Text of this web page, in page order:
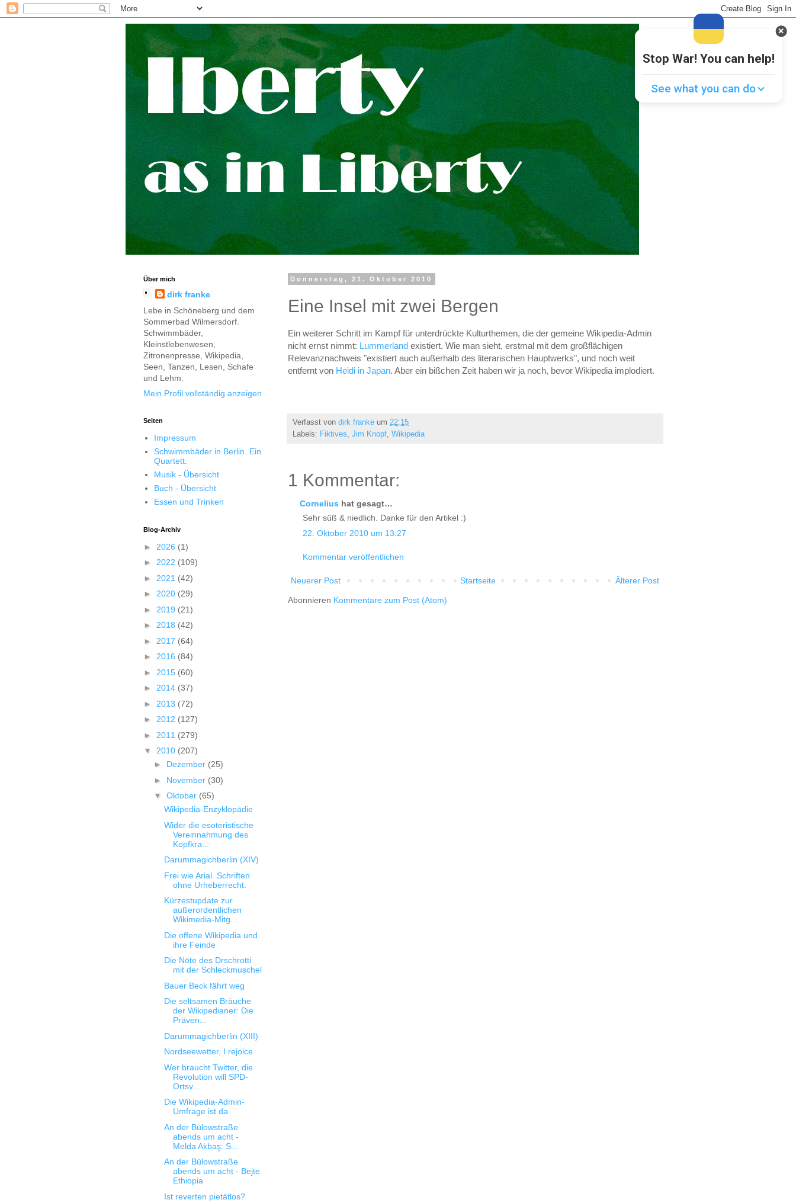
Donnerstag, 21. Oktober 2010
Eine Insel mit zwei Bergen
Ein weiterer Schritt im Kampf für unterdrückte Kulturthemen, die der gemeine Wikipedia-Admin
nicht ernst nimmt: Lummerland existiert. Wie man sieht, erstmal mit dem großflächigen
Relevanznachweis "existiert auch außerhalb des literarischen Hauptwerks", und noch weit
entfernt von Heidi in Japan. Aber ein bißchen Zeit haben wir ja noch, bevor Wikipedia implodiert.
Verfasst von dirk franke um 22:15
Labels: Fiktives, Jim Knopf, Wikipedia
1 Kommentar:
Cornelius hat gesagt…
Sehr süß & niedlich. Danke für den Artikel :)
22. Oktober 2010 um 13:27
Kommentar veröffentlichen
Neuerer Post Älterer Post
Startseite
Abonnieren Kommentare zum Post (Atom)
Über mich
dirk franke
Lebe in Schöneberg und dem
Sommerbad Wilmersdorf.
Schwimmbäder,
Kleinstlebenwesen,
Zitronenpresse, Wikipedia,
Seen, Tanzen, Lesen, Schafe
und Lehm.
Mein Profil vollständig anzeigen
Seiten
Impressum
Schwimmbäder in Berlin. Ein
Quartett.
Musik - Übersicht
Buch - Übersicht
Essen und Trinken
Blog-Archiv
► 2026 (1)
► 2022 (109)
► 2021 (42)
► 2020 (29)
► 2019 (21)
► 2018 (42)
► 2017 (64)
► 2016 (84)
► 2015 (60)
► 2014 (37)
► 2013 (72)
► 2012 (127)
► 2011 (279)
▼ 2010 (207)
► Dezember (25)
► November (30)
▼ Oktober (65)
Wikipedia-Enzyklopädie
Wider die esoteristische
Vereinnahmung des
Kopfkra...
Darummagichberlin (XIV)
Frei wie Arial. Schriften
ohne Urheberrecht.
Kürzestupdate zur
außerordentlichen
Wikimedia-Mitg...
Die offene Wikipedia und
ihre Feinde
Die Nöte des Drschrotti
mit der Schleckmuschel
Bauer Beck fährt weg
Die seltsamen Bräuche
der Wikipedianer: Die
Präven...
Darummagichberlin (XIII)
Nordseewetter, I rejoice
Wer braucht Twitter, die
Revolution will SPD-
Ortsv...
Die Wikipedia-Admin-
Umfrage ist da
An der Bülowstraße
abends um acht -
Melda Akbaş: S...
An der Bülowstraße
abends um acht - Bejte
Ethiopia
Ist reverten pietätlos?
Stop War! You can help!
See what you can do